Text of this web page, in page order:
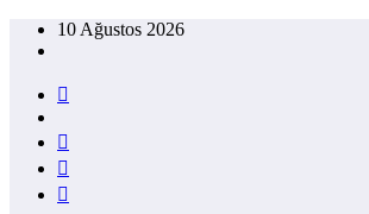
İçeriğe10 Ağustos 2026